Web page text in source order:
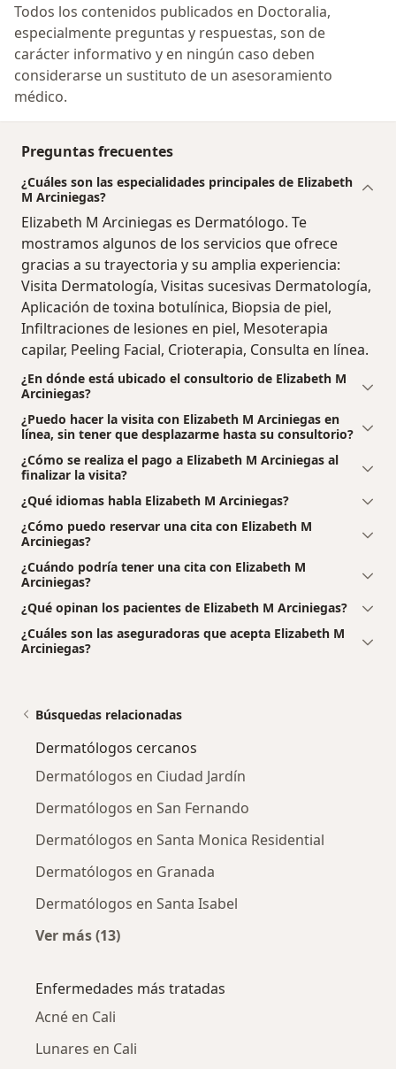
Todos los contenidos publicados en Doctoralia,
especialmente preguntas y respuestas, son de
carácter informativo y en ningún caso deben
considerarse un sustituto de un asesoramiento
médico.
Preguntas frecuentes
¿Cuáles son las especialidades principales de Elizabeth
M Arciniegas?
Elizabeth M Arciniegas es Dermatólogo. Te
mostramos algunos de los servicios que ofrece
gracias a su trayectoria y su amplia experiencia:
Visita Dermatología, Visitas sucesivas Dermatología,
Aplicación de toxina botulínica, Biopsia de piel,
Infiltraciones de lesiones en piel, Mesoterapia
capilar, Peeling Facial, Crioterapia, Consulta en línea.
¿En dónde está ubicado el consultorio de Elizabeth M
Arciniegas?
¿Puedo hacer la visita con Elizabeth M Arciniegas en
línea, sin tener que desplazarme hasta su consultorio?
¿Cómo se realiza el pago a Elizabeth M Arciniegas al
finalizar la visita?
¿Qué idiomas habla Elizabeth M Arciniegas?
¿Cómo puedo reservar una cita con Elizabeth M
Arciniegas?
¿Cuándo podría tener una cita con Elizabeth M
Arciniegas?
¿Qué opinan los pacientes de Elizabeth M Arciniegas?
¿Cuáles son las aseguradoras que acepta Elizabeth M
Arciniegas?
Búsquedas relacionadas
Dermatólogos cercanos
Dermatólogos en Ciudad Jardín
Dermatólogos en San Fernando
Dermatólogos en Santa Monica Residential
Dermatólogos en Granada
Dermatólogos en Santa Isabel
Ver más (13)
Enfermedades más tratadas
Acné en Cali
Lunares en Cali